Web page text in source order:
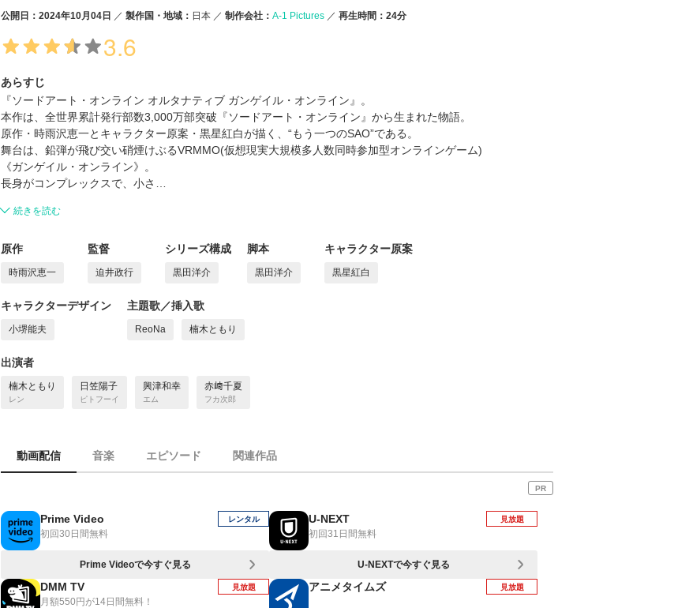
公開日：2024年10月04日 製作国・地域： 日本 制作会社： A-1 Pictures 再生時間：24分
3.6
あらすじ
『ソードアート・オンライン オルタナティブ ガンゲイル・オンライン』。
本作は、全世界累計発行部数3,000万部突破『ソードアート・オンライン』から生まれた物語。
原作・時雨沢恵一とキャラクター原案・黒星紅白が描く、“もう一つのSAO”である。
舞台は、鉛弾が飛び交い硝煙けぶるVRMMO(仮想現実大規模多人数同時参加型オンラインゲーム)
《ガンゲイル・オンライン》。
長身がコンプレックスで、小さ…
続きを読む
原作
時雨沢恵一
監督
迫井政行
シリーズ構成
黒田洋介
脚本
黒田洋介
キャラクター原案
黒星紅白
キャラクターデザイン
小堺能夫
主題歌／挿入歌
ReoNa 楠木ともり
出演者
楠木ともり
レン
日笠陽子
ピトフーイ
興津和幸
エム
赤﨑千夏
フカ次郎
動画配信 音楽 エピソード 関連作品
PR
Prime Video
初回30日間無料
レンタル
Prime Videoで今すぐ見る
U-NEXT
初回31日間無料
見放題
U-NEXTで今すぐ見る
DMM TV
月額550円が14日間無料！
見放題 アニメタイムズ 見放題